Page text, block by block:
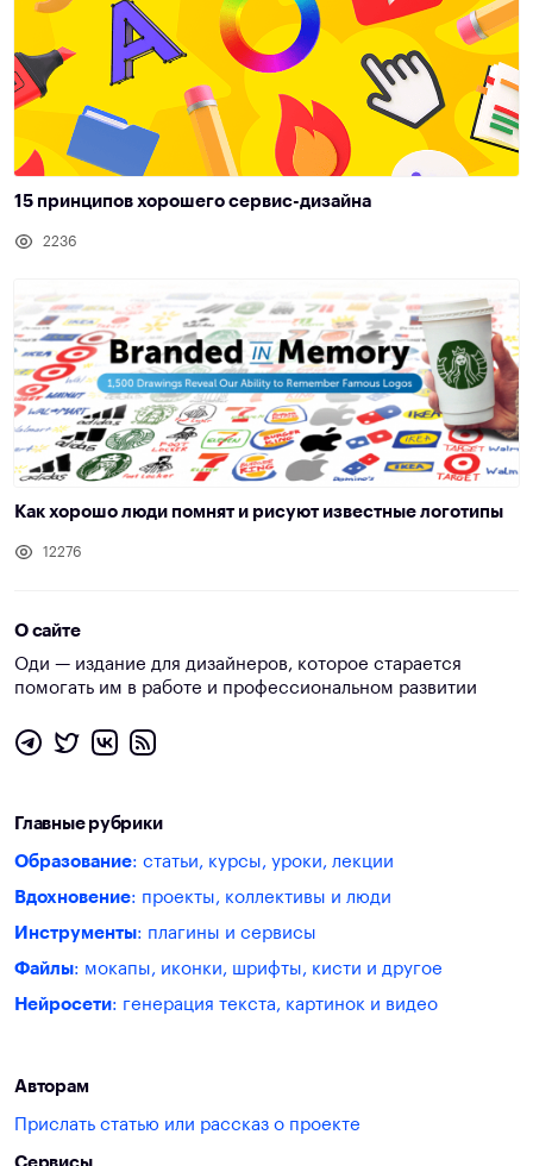
15 принципов хорошего сервис-дизайна
2236
Как хорошо люди помнят и рисуют известные логотипы
12276
О сайте
Оди — издание для дизайнеров, которое старается
помогать им в работе и профессиональном развитии
Главные рубрики
Образование: статьи, курсы, уроки, лекции
Вдохновение: проекты, коллективы и люди
Инструменты: плагины и сервисы
Файлы: мокапы, иконки, шрифты, кисти и другое
Нейросети: генерация текста, картинок и видео
Авторам
Прислать статью или рассказ о проекте